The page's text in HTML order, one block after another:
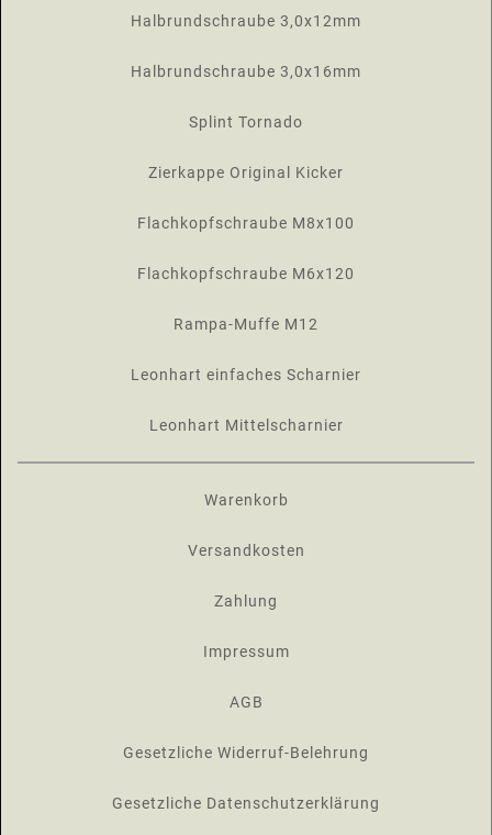
Halbrundschraube 3,0x12mm
Halbrundschraube 3,0x16mm
Splint Tornado
Zierkappe Original Kicker
Flachkopfschraube M8x100
Flachkopfschraube M6x120
Rampa-Muffe M12
Leonhart einfaches Scharnier
Leonhart Mittelscharnier
Warenkorb
Versandkosten
Zahlung
Impressum
AGB
Gesetzliche Widerruf-Belehrung
Gesetzliche Datenschutzerklärung